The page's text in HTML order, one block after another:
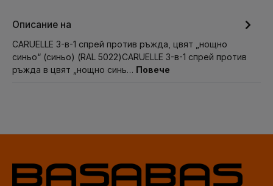
Описание на
CARUELLE 3-в-1 спрей против ръжда, цвят „нощно
синьо“ (синьо) (RAL 5022)CARUELLE 3-в-1 спрей против
ръжда в цвят „нощно синь… Повече